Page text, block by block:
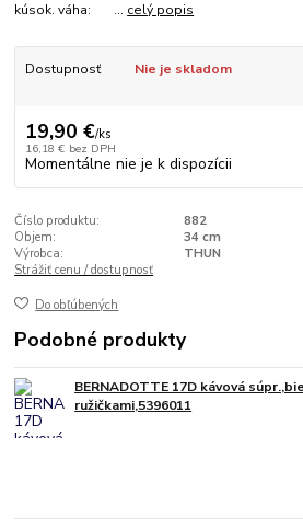
kúsok. váha: ... celý popis
Dostupnosť Nie je skladom
19,90 €/ks
16,18 € bez DPH
Momentálne nie je k dispozícii
Číslo produktu:
882
Objem:
34 cm
Výrobca:
THUN
Strážiť cenu / dostupnosť
Do obľúbených
Podobné produkty
BERNADOTTE 17D kávová
ružičkami,5396011